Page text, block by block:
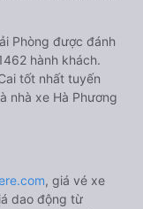
Phòng được đánh
hành khách.
tốt nhất tuyến
nhà xe Hà Phương
, giá vé xe
dao động từ